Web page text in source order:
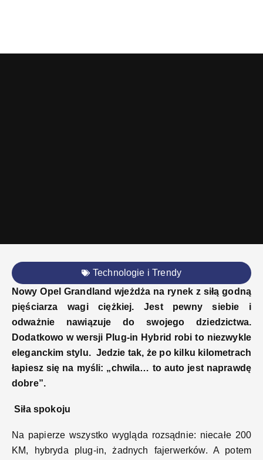
Technologie i Trendy
Nowy Opel Grandland wjeżdża na rynek z siłą godną
pięściarza wagi ciężkiej. Jest pewny siebie i
odważnie nawiązuje do swojego dziedzictwa.
Dodatkowo w wersji Plug-in Hybrid robi to niezwykle
eleganckim stylu. Jedzie tak, że po kilku kilometrach
łapiesz się na myśli: „chwila… to auto jest naprawdę
dobre”.
Siła spokoju
Na papierze wszystko wygląda rozsądnie: niecałe 200
KM, hybryda plug-in, żadnych fajerwerków. A potem